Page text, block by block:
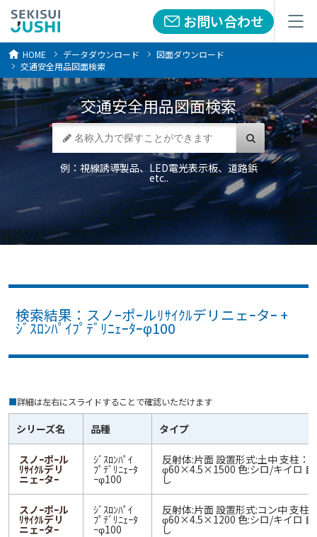
お問い合わせ
メニュー お問い合わせ
メニュー
HOME データダウンロード
図面ダウンロード
交通安全用品図面検索
交通安全用品図面検索
例：視線誘導製品、LED電光表示板、道路鋲
etc..
検索結果：スノｰポｰルﾘｻｲｸﾙデリニェｰタｰ +
ｼﾞｽﾛﾝﾊﾟｲﾌﾟﾃﾞﾘﾆｪｰﾀｰφ100
■詳細は左右にスライドすることで確認いただけます
シリーズ名 品種 タイプ
スノｰポｰル
ﾘｻｲｸﾙデリ
ニェｰタｰ
ｼﾞｽﾛﾝﾊﾟｲ
ﾌﾟﾃﾞﾘﾆｪｰﾀ
ｰφ100
反射体:片面 設置形式:土中 支柱：
φ60×4.5×1500 色:シロ/キイロ 自
し
スノｰポｰル
ﾘｻｲｸﾙデリ
ニェｰタｰ
ｼﾞｽﾛﾝﾊﾟｲ
ﾌﾟﾃﾞﾘﾆｪｰﾀ
ｰφ100
反射体:片面 設置形式:コン中 支柱
φ60×4.5×1200 色:シロ/キイロ 自
し